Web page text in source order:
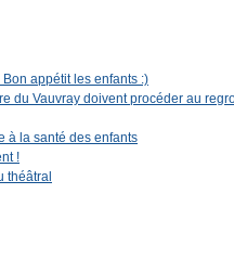
appétit les enfants :)
du Vauvray doivent procéder au
à la santé des enfants
!
théâtral